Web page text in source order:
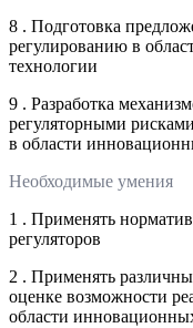
8 . Подготовка
регулированию в
технологии
9 . Разработка
регуляторными
в области
Необходимые умения
1 . Применять
регуляторов
2 . Применять
оценке возможности
области